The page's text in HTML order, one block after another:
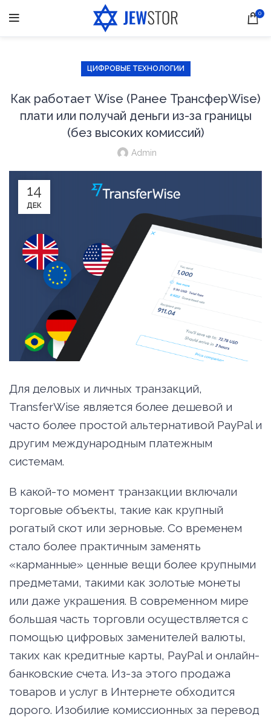
0
ЦИФРОВЫЕ ТЕХНОЛОГИИ
Как работает Wise (Ранее ТрансферWise)
плати или получай деньги из-за границы
(без высоких комиссий)
Admin
14
ДЕК
Для деловых и личных транзакций,
TransferWise является более дешевой и
часто более простой альтернативой PayPal и
другим международным платежным
системам.
В какой-то момент транзакции включали
торговые объекты, такие как крупный
рогатый скот или зерновые. Со временем
стало более практичным заменять
«карманные» ценные вещи более крупными
предметами, такими как золотые монеты
или даже украшения. В современном мире
большая часть торговли осуществляется с
помощью цифровых заменителей валюты,
таких как кредитные карты, PayPal и онлайн-
банковские счета. Из-за этого продажа
товаров и услуг в Интернете обходится
дорого. Изобилие комиссионных за перевод